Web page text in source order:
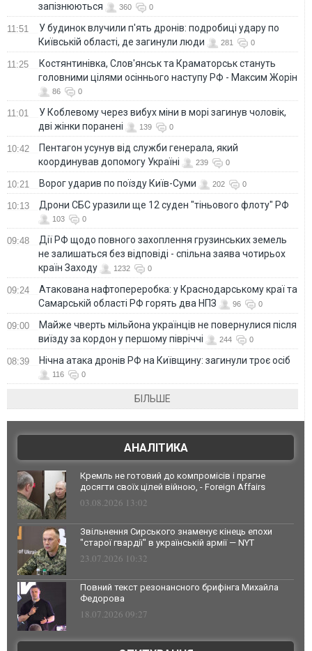
запізнюються
360 0
11:51
У будинок влучили п'ять дронів: подробиці удару по
Київській області, де загинули люди
281 0
11:25
Костянтинівка, Слов'янськ та Краматорськ стануть
головними цілями осіннього наступу РФ - Максим Жорін
86 0
11:01
У Коблевому через вибух міни в морі загинув чоловік,
дві жінки поранені
139 0
10:42
Пентагон усунув від служби генерала, який
координував допомогу Україні
239 0
10:21 Ворог ударив по поїзду Київ-Суми 202 0
10:13 Дрони СБС уразили ще 12 суден "тіньового флоту" РФ
103 0
09:48
Дії РФ щодо повного захоплення грузинських земель
не залишаться без відповіді - спільна заява чотирьох
країн Заходу
1232 0
09:24
Атакована нафтопереробка: у Краснодарському краї та
Самарській області РФ горять два НПЗ
96 0
09:00
Майже чверть мільйона українців не повернулися після
виїзду за кордон у першому півріччі
244 0
08:39 Нічна атака дронів РФ на Київщину: загинули троє осіб
116 0
БІЛЬШЕ
АНАЛІТИКА
Кремль не готовий до компромісів і прагне
досягти своїх цілей війною, - Foreign Affairs
03.08.2026 13:02
Звільнення Сирського знаменує кінець епохи
"старої гвардії" в українській армії — NYT
23.07.2026 10:32
Повний текст резонансного брифінга Михайла
Федорова
18.07.2026 09:27